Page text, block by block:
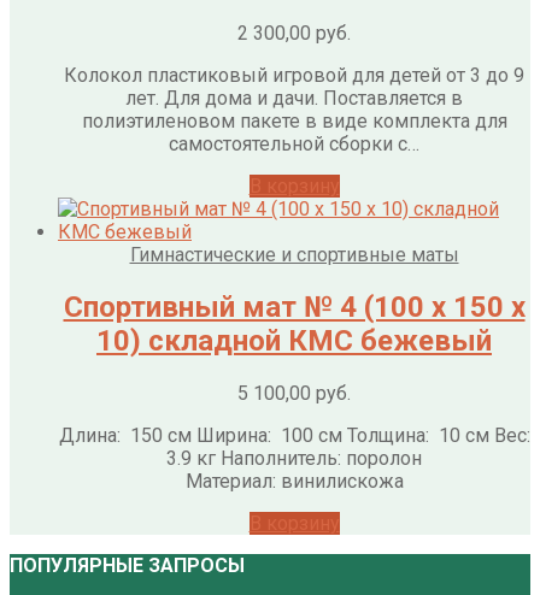
2 300,00 руб.
Колокол пластиковый игровой для детей от 3 до 9
лет. Для дома и дачи. Поставляется в
полиэтиленовом пакете в виде комплекта для
самостоятельной сборки с…
Гимнастические и спортивные маты
Спортивный мат № 4 (100 х 150 х
10) складной КМС бежевый
5 100,00 руб.
Длина: 150 см Ширина: 100 см Толщина: 10 см Вес:
3.9 кг Наполнитель: поролон
Материал: винилискожа
ПОПУЛЯРНЫЕ ЗАПРОСЫ